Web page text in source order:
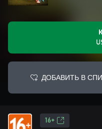
ДОБАВИТЬ В
16+